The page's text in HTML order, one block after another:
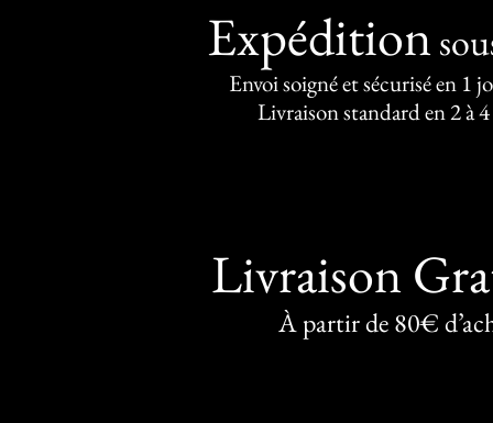
Expédition
Envoi soigné et sécurisé en 1
Livraison standard en 2 à
Livraison
À partir de 80€